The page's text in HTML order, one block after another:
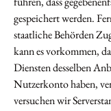
gespeichert werden.
staatliche Behörden
kann es vorkommen,
Diensten desselben
Nutzerkonto haben,
versuchen wir